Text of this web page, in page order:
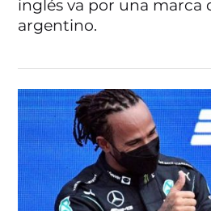
inglés va por una marca
argentino.